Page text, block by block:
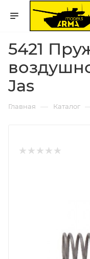
5421
Jas
Главная — Каталог